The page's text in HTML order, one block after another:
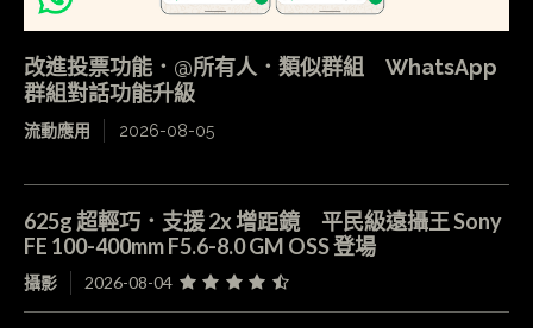
改進投票功能．@所有人．類似群組 WhatsApp
群組對話功能升級
流動應用 2026-08-05
625g 超輕巧．支援 2x 增距鏡 平民級遠攝王 Sony
FE 100-400mm F5.6-8.0 GM OSS 登場
攝影 2026-08-04